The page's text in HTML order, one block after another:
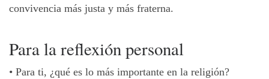
convivencia más justa y más fraterna.
Para la reflexión personal
• Para ti, ¿qué es lo más importante en la religión?